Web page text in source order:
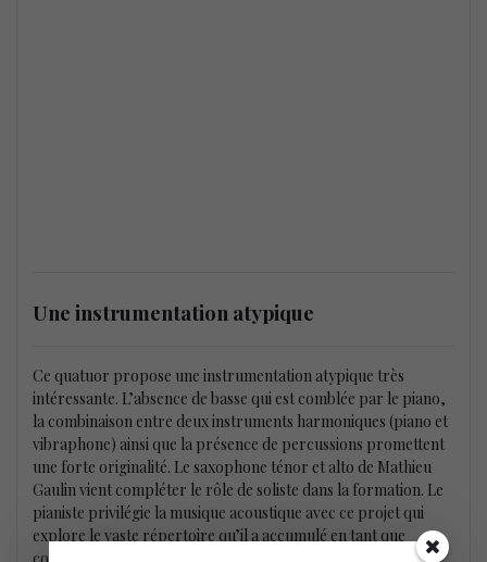
Une instrumentation atypique
Ce quatuor propose une instrumentation atypique très
intéressante. L’absence de basse qui est comblée par le piano,
la combinaison entre deux instruments harmoniques (piano et
vibraphone) ainsi que la présence de percussions promettent
une forte originalité. Le saxophone ténor et alto de Mathieu
Gaulin vient compléter le rôle de soliste dans la formation. Le
pianiste privilégie la musique acoustique avec ce projet qui
explore le vaste répertoire qu’il a accumulé en tant que